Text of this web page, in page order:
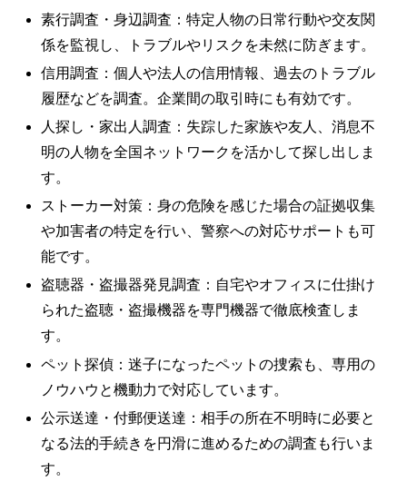
素行調査・身辺調査：特定人物の日常行動や交友関
係を監視し、トラブルやリスクを未然に防ぎます。
信用調査：個人や法人の信用情報、過去のトラブル
履歴などを調査。企業間の取引時にも有効です。
人探し・家出人調査：失踪した家族や友人、消息不
明の人物を全国ネットワークを活かして探し出しま
す。
ストーカー対策：身の危険を感じた場合の証拠収集
や加害者の特定を行い、警察への対応サポートも可
能です。
盗聴器・盗撮器発見調査：自宅やオフィスに仕掛け
られた盗聴・盗撮機器を専門機器で徹底検査しま
す。
ペット探偵：迷子になったペットの捜索も、専用の
ノウハウと機動力で対応しています。
公示送達・付郵便送達：相手の所在不明時に必要と
なる法的手続きを円滑に進めるための調査も行いま
す。